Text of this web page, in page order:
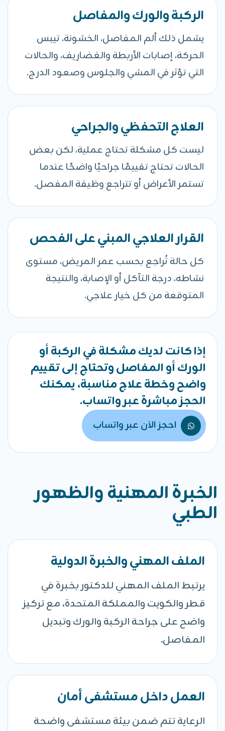
الركبة والورك والمفاصل
يشمل ذلك ألم المفاصل، الخشونة، تيبس
الحركة، إصابات الأربطة والغضاريف، والحالات
التي تؤثر في المشي والجلوس وصعود الدرج.
العلاج التحفظي والجراحي
ليست كل مشكلة تحتاج عملية، لكن بعض
الحالات تحتاج تقييمًا جراحيًا واضحًا عندما
تستمر الأعراض أو تتراجع وظيفة المفصل.
القرار العلاجي المبني على الفحص
كل حالة تُراجع بحسب عمر المريض، مستوى
نشاطه، درجة التآكل أو الإصابة، والنتيجة
المتوقعة من كل خيار علاجي.
إذا كانت لديك مشكلة في الركبة أو
الورك أو المفاصل وتحتاج إلى تقييم
واضح وخطة علاج مناسبة، يمكنك
الحجز مباشرة عبر واتساب.
احجز الآن عبر واتساب
الخبرة المهنية والظهور
الطبي
الملف المهني والخبرة الدولية
يرتبط الملف المهني للدكتور بخبرة في
قطر والكويت والمملكة المتحدة، مع تركيز
واضح على جراحة الركبة والورك وتبديل
المفاصل.
العمل داخل مستشفى أمان
الرعاية تتم ضمن بيئة مستشفى واضحة